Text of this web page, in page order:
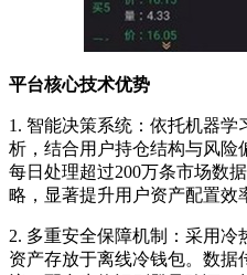
平台核心技术优势
1. 智能决策系统：依托机器
析，结合用户持仓结构与风险
每日处理超过200万条市场数
略，显著提升用户资产配置效
2. 多重安全保障机制：采用冷
资产存放于离线冷钱包。数据